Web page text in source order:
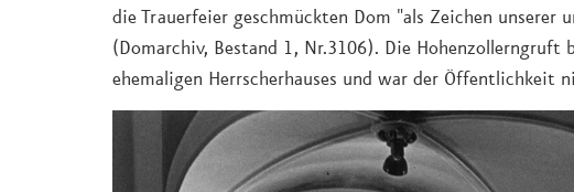
die Trauerfeier geschmückten Dom "als Zeichen unserer
(Domarchiv, Bestand 1, Nr.3106). Die Hohenzollerngruft
ehemaligen Herrscherhauses und war der Öffentlichkeit